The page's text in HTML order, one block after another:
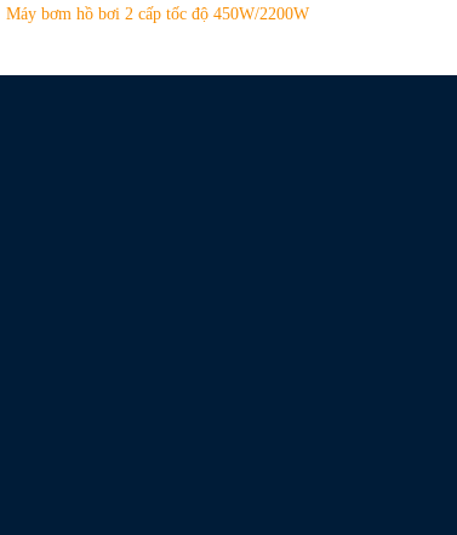
Máy bơm hồ bơi 2 cấp tốc độ 450W/2200W